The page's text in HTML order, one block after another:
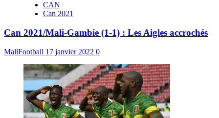
CAN
Can 2021
Can 2021/Mali-Gambie (1-1) : Les Aigles accrochés
MaliFootball 17 janvier 2022 0